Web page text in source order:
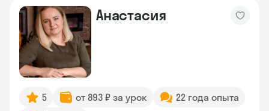
Анастасия
5 от 893 ₽ за урок
22 года опыта